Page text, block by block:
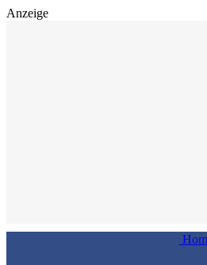
Anzeige